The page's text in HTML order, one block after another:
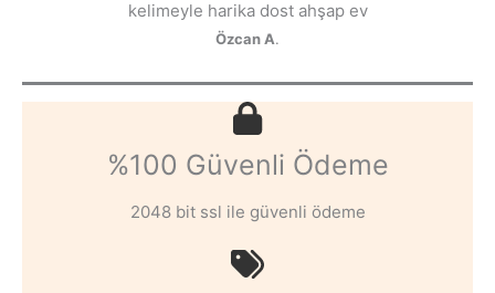
kelimeyle harika dost ahşap ev
Özcan A.
%100 Güvenli Ödeme
2048 bit ssl ile güvenli ödeme